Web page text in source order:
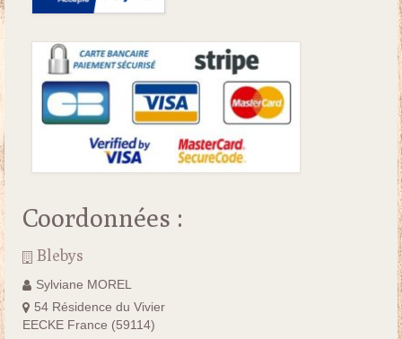
Coordonnées :
Blebys
Sylviane MOREL
54 Résidence du Vivier
EECKE France (59114)